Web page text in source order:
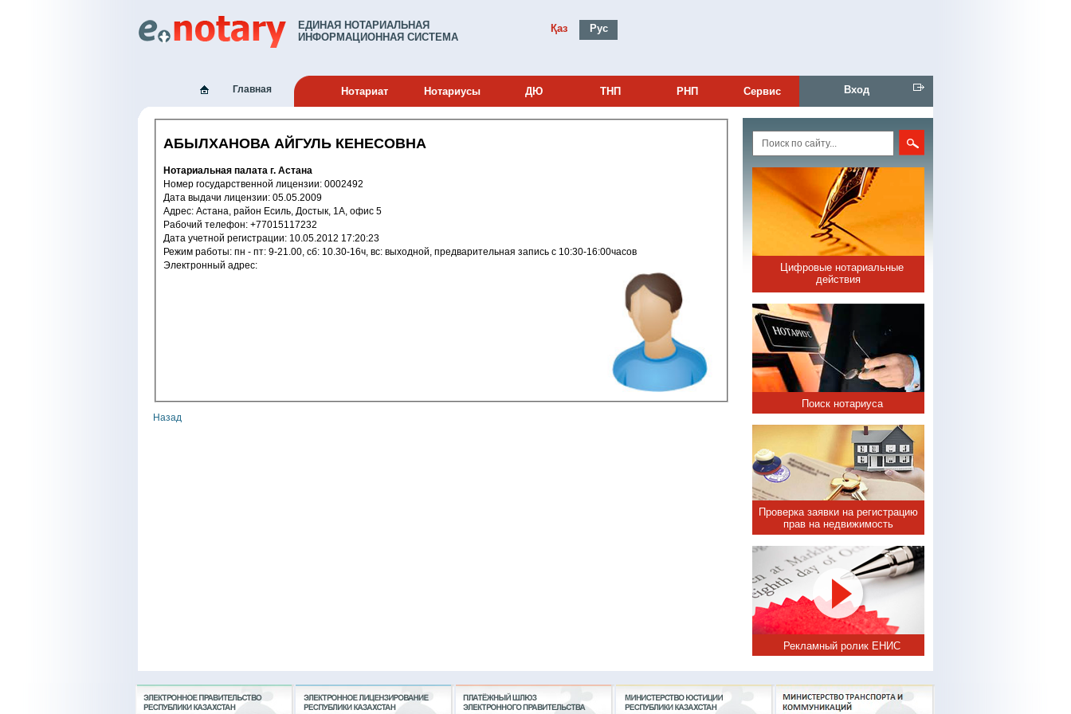
ЕДИНАЯ НОТАРИАЛЬНАЯ
ИНФОРМАЦИОННАЯ СИСТЕМА
Қаз Рус
Главная Нотариат Нотариусы ДЮ ТНП РНП Сервис Вход
АБЫЛХАНОВА АЙГУЛЬ КЕНЕСОВНА
Нотариальная палата г. Астана
Номер государственной лицензии: 0002492
Дата выдачи лицензии: 05.05.2009
Адрес: Астана, район Есиль, Достык, 1А, офис 5
Рабочий телефон: +77015117232
Дата учетной регистрации: 10.05.2012 17:20:23
Режим работы: пн - пт: 9-21.00, сб: 10.30-16ч, вс: выходной, предварительная запись с 10:30-16:00часов
Электронный адрес:
Назад
Цифровые нотариальные
действия
Поиск нотариуса
Проверка заявки на регистрацию
прав на недвижимость
Рекламный ролик ЕНИС